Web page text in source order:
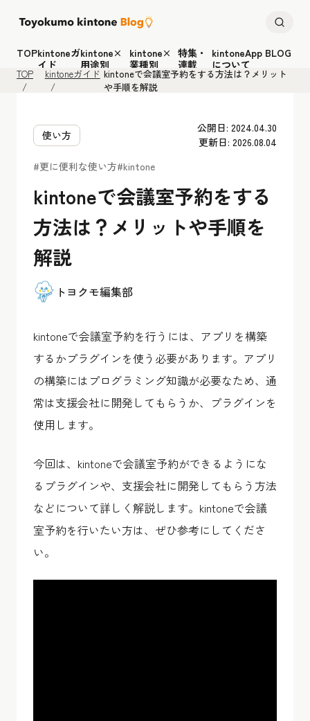
TOPkintoneガ
イド
kintone×
用途別
kintone×
業種別
特集・
連載
kintoneApp BLOG
について
TOP kintoneガイド kintoneで会議室予約をする方法は？メリット
や手順を解説
使い方
公開日: 2024.04.30
更新日: 2026.08.04
#更に便利な使い方#kintone
kintoneで会議室予約をする
方法は？メリットや手順を
解説
トヨクモ編集部
kintoneで会議室予約を行うには、アプリを構築
するかプラグインを使う必要があります。アプリ
の構築にはプログラミング知識が必要なため、通
常は支援会社に開発してもらうか、プラグインを
使用します。
今回は、kintoneで会議室予約ができるようにな
るプラグインや、支援会社に開発してもらう方法
などについて詳しく解説します。kintoneで会議
室予約を行いたい方は、ぜひ参考にしてくださ
い。